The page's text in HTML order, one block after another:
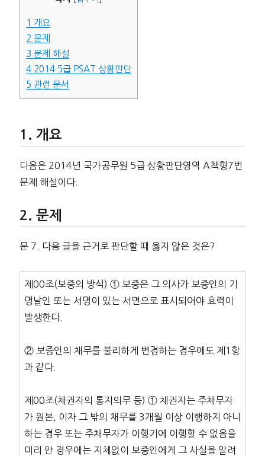
1 개요
2 문제
3 문제 해설
42014 5급 PSAT 상황판단
5 관련 문서
개요
다음은 2014년 국가공무원 5급 상황판단영역 A책형7번
문제 해설이다.
문제
문 7. 다음 글을 근거로 판단할 때 옳지 않은 것은?
제00조(보증의 방식) ① 보증은 그 의사가 보증인의 기
명날인 또는 서명이 있는 서면으로 표시되어야 효력이
발생한다.
② 보증인의 채무를 불리하게 변경하는 경우에도 제1항
과 같다.
제00조(채권자의 통지의무 등) ① 채권자는 주채무자
가 원본, 이자 그 밖의 채무를 3개월 이상 이행하지 아니
하는 경우 또는 주채무자가 이행기에 이행할 수 없음을
미리 안 경우에는 지체없이 보증인에게 그 사실을 알려